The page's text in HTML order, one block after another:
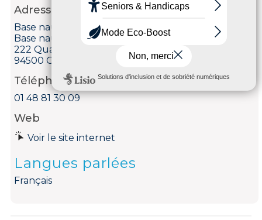
Adresse
Base nautique Roland-Bouchier
Base nautique Roland-Bouchier
222 Quai Gallieni
94500 Champigny-sur-Marne
Téléphone
01 48 81 30 09
Web
Voir le site internet
Langues parlées
Français